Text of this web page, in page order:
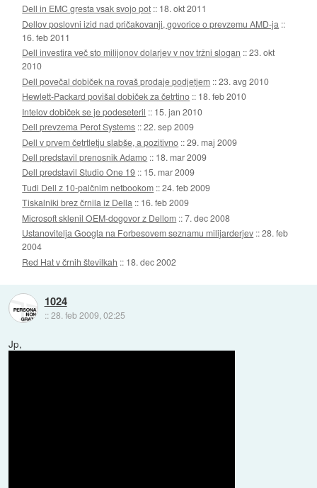
Dell in EMC gresta vsak svojo pot :: 18. okt 2011
Dellov poslovni izid nad pričakovanji, govorice o prevzemu AMD-ja ::
16. feb 2011
Dell investira več sto milijonov dolarjev v nov tržni slogan ::23. okt
2010
Dell povečal dobiček na rovaš prodaje podjetjem ::23. avg 2010
Hewlett-Packard povišal dobiček za četrtino :: 18. feb 2010
Intelov dobiček se je podeseteril :: 15. jan 2010
Dell prevzema Perot Systems ::22. sep 2009
Dell v prvem četrtletju slabše, a pozitivno ::29. maj 2009
Dell predstavil prenosnik Adamo :: 18. mar 2009
Dell predstavil Studio One 19 :: 15. mar 2009
Tudi Dell z 10-palčnim netbookom ::24. feb 2009
Tiskalniki brez črnila iz Della :: 16. feb 2009
Microsoft sklenil OEM-dogovor z Dellom ::7. dec 2008
Ustanovitelja Googla na Forbesovem seznamu milijarderjev ::28. feb
2004
Red Hat v črnih številkah :: 18. dec 2002
1024
::28. feb 2009, 02:25
Jp,